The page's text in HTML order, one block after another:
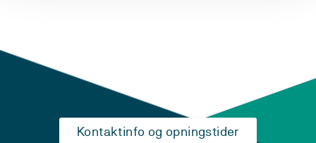
Kontaktinfo og opningstider